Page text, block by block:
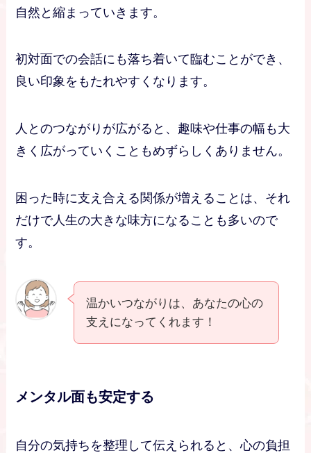
自然と縮まっていきます。
初対面での会話にも落ち着いて臨むことができ、
良い印象をもたれやすくなります。
人とのつながりが広がると、趣味や仕事の幅も大
きく広がっていくこともめずらしくありません。
困った時に支え合える関係が増えることは、それ
だけで人生の大きな味方になることも多いので
す。
温かいつながりは、あなたの心の
支えになってくれます！
メンタル面も安定する
自分の気持ちを整理して伝えられると、心の負担